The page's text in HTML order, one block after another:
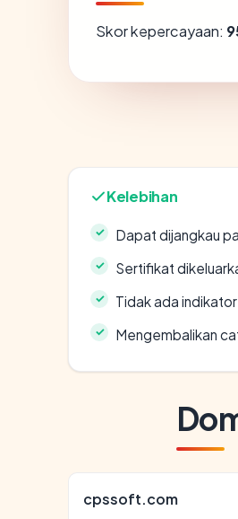
Skor kepercayaan:
Kelebihan
Dapat dijangkau
Sertifikat
Tidak ada
Mengembalikan
cpssoft.com